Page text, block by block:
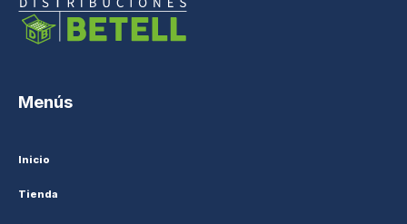
Menús
Inicio
Tienda